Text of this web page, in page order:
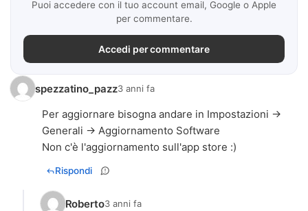
Puoi accedere con il tuo account email, Google o Apple
per commentare.
Accedi per commentare
spezzatino_pazz3 anni fa
Per aggiornare bisogna andare in Impostazioni ->
Generali -> Aggiornamento Software
Non c'è l'aggiornamento sull'app store :)
Rispondi
Roberto3 anni fa